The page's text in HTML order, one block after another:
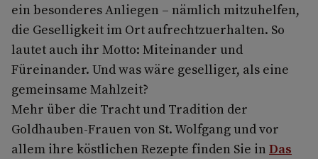
ein besonderes Anliegen – nämlich mitzuhelfen,
die Geselligkeit im Ort aufrechtzuerhalten. So
lautet auch ihr Motto: Miteinander und
Füreinander. Und was wäre geselliger, als eine
gemeinsame Mahlzeit?
Mehr über die Tracht und Tradition der
Goldhauben-Frauen von St. Wolfgang und vor
allem ihre köstlichen Rezepte finden Sie in Das